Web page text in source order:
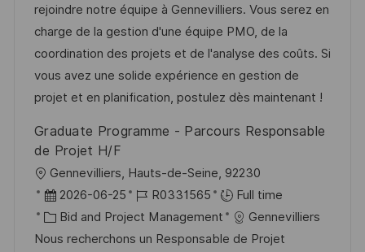
t
i
o
n
t
e
d
D
a
e
I
d
t
e
g
o
r
rejoindre notre équipe à Gennevilliers. Vous serez en
charge de la gestion d'une équipe PMO, de la
coordination des projets et de l'analyse des coûts. Si
vous avez une solide expérience en gestion de
projet et en planification, postulez dès maintenant !
Graduate Programme - Parcours Responsable
de Projet H/F
L
o
c
a
Gennevilliers, Hauts-de-Seine, 92230
P
o
s
2026-06-25
J
o
b
R0331565
Full time
C
a
Bid and Project Management
Gennevilliers
Nous recherchons un Responsable de Projet